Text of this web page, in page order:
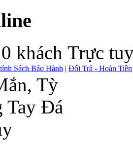
khách Trực
Sách Bảo Hành | Đổi Trả - Hoàn Tiền